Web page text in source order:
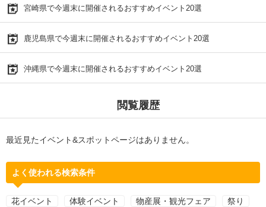
宮崎県で今週末に開催されるおすすめイベント20選
鹿児島県で今週末に開催されるおすすめイベント20選
沖縄県で今週末に開催されるおすすめイベント20選
閲覧履歴
最近見たイベント&スポットページはありません。
よく使われる検索条件
花イベント 体験イベント 物産展・観光フェア 祭り